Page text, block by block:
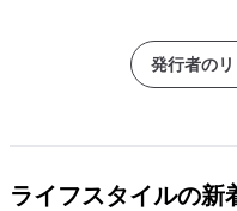
発行者の
ライフスタイルの新